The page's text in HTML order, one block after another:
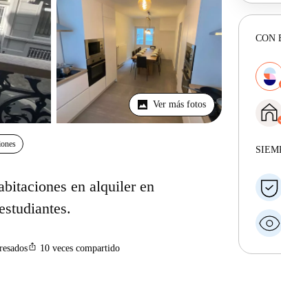
Ver más fotos
en alquiler en
ios_share 10 veces compartido
CON